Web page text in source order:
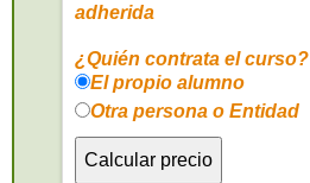
adherida
¿Quién contrata el curso?
El propio alumno
Otra persona o Entidad